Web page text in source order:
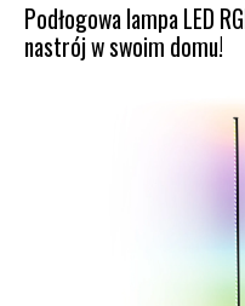
Podłogowa lampa LED
nastrój w swoim domu!